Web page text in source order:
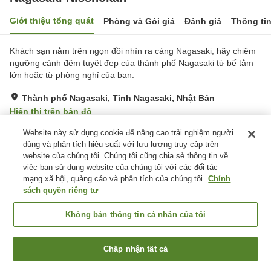
Giới thiệu tổng quát Phòng và Gói giá Đánh giá Thông
Khách sạn nằm trên ngọn đồi nhìn ra cảng Nagasaki, hãy chiêm
ngưỡng cảnh đêm tuyệt đẹp của thành phố Nagasaki từ bể tắm
lớn hoặc từ phòng nghỉ của bạn.
Thành phố Nagasaki, Tỉnh Nagasaki, Nhật Bản
Hiển thị trên bản đồ
Tốt Đánh giá:565lượt
Tiện nghi chỗ nghỉ
Bãi đỗ xe
Spa / Salon
Nhà hàng
Trang chủ Nhật Bản Tỉnh Nagasaki
Thành phố Nagasaki
Nagasaki Nisshokan
Tìm phòng trống
Website này sử dụng cookie để nâng cao trải nghiệm người
dùng và phân tích hiệu suất với lưu lượng truy cập trên
website của chúng tôi. Chúng tôi cũng chia sẻ thông tin về
việc bạn sử dụng website của chúng tôi với các đối tác
mạng xã hội, quảng cáo và phân tích của chúng tôi. Chính
sách quyền riêng tư
Không bán thông tin cá nhân của tôi
Chấp nhận tất cả